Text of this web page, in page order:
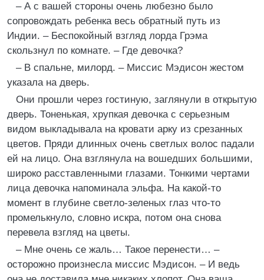
– А с вашей стороны очень любезно было
сопровождать ребенка весь обратный путь из
Индии. – Беспокойный взгляд лорда Грэма
скользнул по комнате. – Где девочка?
– В спальне, милорд. – Миссис Мэдисон жестом
указала на дверь.
Они прошли через гостиную, заглянули в открытую
дверь. Тоненькая, хрупкая девочка с серьезным
видом выкладывала на кровати арку из срезанных
цветов. Пряди длинных очень светлых волос падали
ей на лицо. Она взглянула на вошедших большими,
широко расставленными глазами. Тонкими чертами
лица девочка напоминала эльфа. На какой-то
момент в глубине светло-зеленых глаз что-то
промелькнуло, словно искра, потом она снова
перевела взгляд на цветы.
– Мне очень се жаль… Такое перенести… –
осторожно произнесла миссис Мэдисон. – И ведь